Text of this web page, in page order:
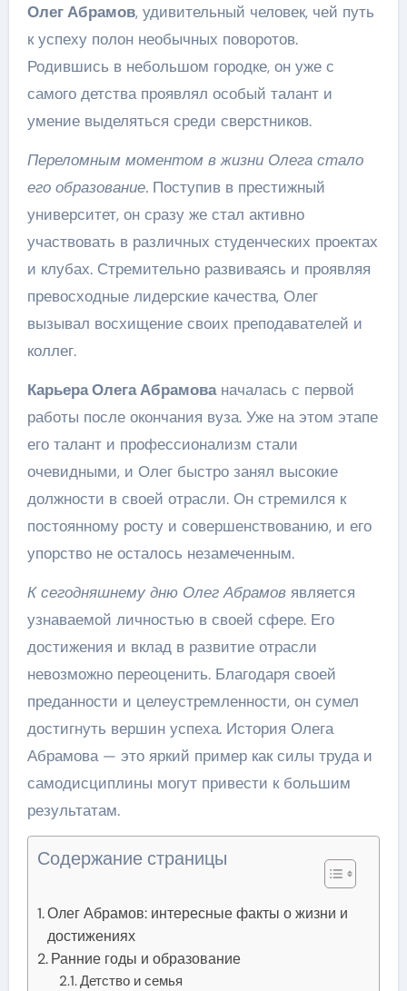
Олег Абрамов, удивительный человек, чей путь
к успеху полон необычных поворотов.
Родившись в небольшом городке, он уже с
самого детства проявлял особый талант и
умение выделяться среди сверстников.
Переломным моментом в жизни Олега стало
его образование. Поступив в престижный
университет, он сразу же стал активно
участвовать в различных студенческих проектах
и клубах. Стремительно развиваясь и проявляя
превосходные лидерские качества, Олег
вызывал восхищение своих преподавателей и
коллег.
Карьера Олега Абрамованачалась с первой
работы после окончания вуза. Уже на этом этапе
его талант и профессионализм стали
очевидными, и Олег быстро занял высокие
должности в своей отрасли. Он стремился к
постоянному росту и совершенствованию, и его
упорство не осталось незамеченным.
К сегодняшнему дню Олег Абрамовявляется
узнаваемой личностью в своей сфере. Его
достижения и вклад в развитие отрасли
невозможно переоценить. Благодаря своей
преданности и целеустремленности, он сумел
достигнуть вершин успеха. История Олега
Абрамова — это яркий пример как силы труда и
самодисциплины могут привести к большим
результатам.
Содержание страницы
Олег Абрамов: интересные факты о жизни и
достижениях
Ранние годы и образование
Детство и семья